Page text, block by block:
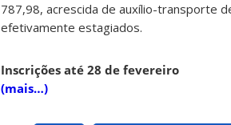
787,98, acrescida de auxílio-transporte
efetivamente estagiados.
Inscrições até 28 de fevereiro
(mais…)